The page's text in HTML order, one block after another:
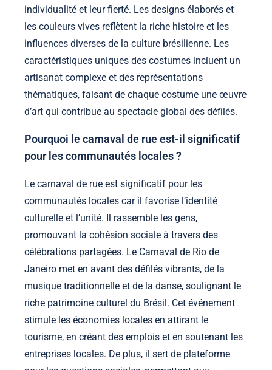
individualité et leur fierté. Les designs élaborés et
les couleurs vives reflètent la riche histoire et les
influences diverses de la culture brésilienne. Les
caractéristiques uniques des costumes incluent un
artisanat complexe et des représentations
thématiques, faisant de chaque costume une œuvre
d’art qui contribue au spectacle global des défilés.
Pourquoi le carnaval de rue est-il significatif
pour les communautés locales ?
Le carnaval de rue est significatif pour les
communautés locales car il favorise l’identité
culturelle et l’unité. Il rassemble les gens,
promouvant la cohésion sociale à travers des
célébrations partagées. Le Carnaval de Rio de
Janeiro met en avant des défilés vibrants, de la
musique traditionnelle et de la danse, soulignant le
riche patrimoine culturel du Brésil. Cet événement
stimule les économies locales en attirant le
tourisme, en créant des emplois et en soutenant les
entreprises locales. De plus, il sert de plateforme